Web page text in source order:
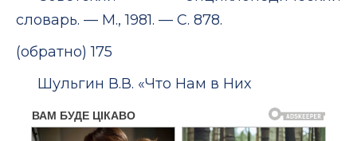
словарь. — М., 1981. — С. 878.
(обратно) 175
Шульгин В.В. «Что Нам в Них